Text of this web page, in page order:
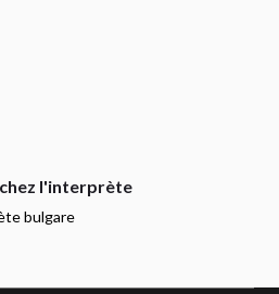
bulgare
l'interprète